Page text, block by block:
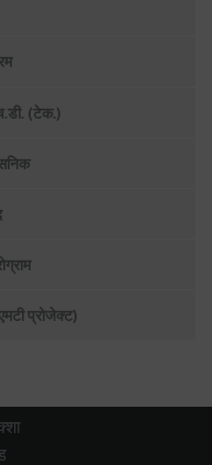
(टेक.)
प्रोजेक्ट)